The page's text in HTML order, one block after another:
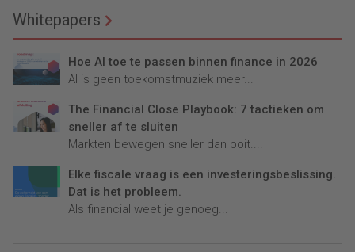
Whitepapers
Hoe AI toe te passen binnen finance in 2026
AI is geen toekomstmuziek meer...
The Financial Close Playbook: 7 tactieken om
sneller af te sluiten
Markten bewegen sneller dan ooit....
Elke fiscale vraag is een investeringsbeslissing.
Dat is het probleem.
Als financial weet je genoeg...